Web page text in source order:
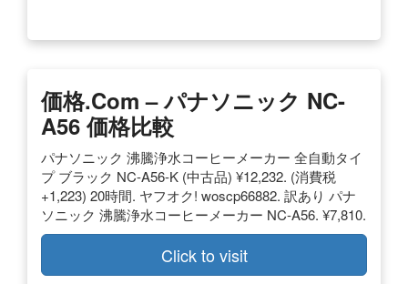
価格.com –パナソニック NC-
A56 価格比較
パナソニック 沸騰浄水コーヒーメーカー 全自動タイ
プ ブラック NC-A56-K (中古品) ¥12,232. (消費税
+1,223) 20時間. ヤフオク! woscp66882. 訳あり パナ
ソニック 沸騰浄水コーヒーメーカー NC-A56. ¥7,810.
Click to visit